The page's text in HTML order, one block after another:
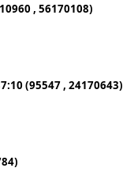
, 56170108)
(95547 , 24170643)